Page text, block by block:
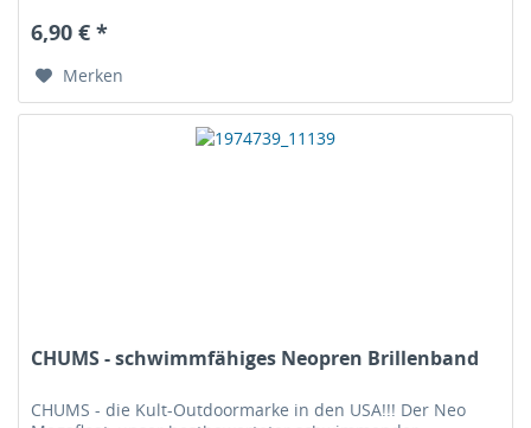
6,90 € *
Merken
CHUMS - schwimmfähiges Neopren Brillenband
CHUMS - die Kult-Outdoormarke in den USA!!! Der Neo